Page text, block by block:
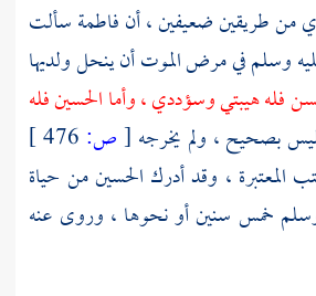
من طريقين ضعيفين ، أنفاطمةسألت
وسلم في مرض الموت أن ينحل ولديها
فله هيبتي وسؤددي ، وأماالحسينفله
بصحيح ، ولم يخرجه [ص:
، وقد أدرك الحسينمن حياة
وسلم خمس سنين أو نحوها ، وروى عنه